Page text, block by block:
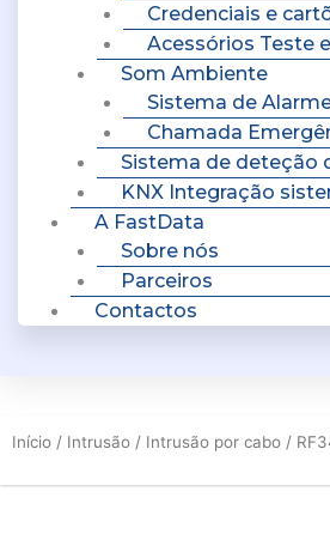
Credenciais e
Acessórios Teste
Som Ambiente
Sistema de
Chamada
Sistema de deteção
KNX Integração
A FastData
Sobre nós
Parceiros
Contactos
Início / Intrusão / Intrusão por cabo /